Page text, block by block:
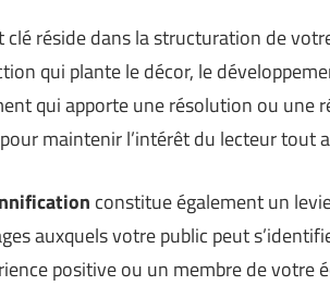
clé réside dans la structuration de
qui plante le décor, le
qui apporte une résolution ou une
maintenir l’intérêt du lecteur tout
constitue également un
auxquels votre public peut
positive ou un membre de votre